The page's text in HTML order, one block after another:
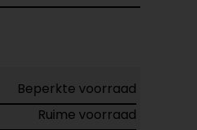
Beperkte voorraad
Ruime voorraad